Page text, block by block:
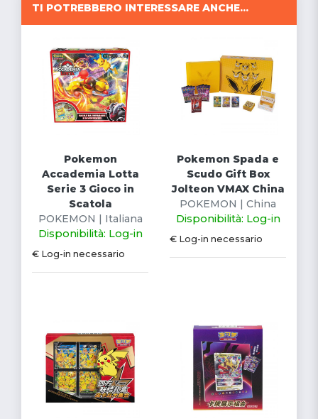
TI POTREBBERO INTERESSARE ANCHE...
Pokemon
Accademia Lotta
Serie 3 Gioco in
Scatola
POKEMON | Italiana
Disponibilità: Log-in
€ Log-in necessario
Pokemon Spada e
Scudo Gift Box
Jolteon VMAX China
POKEMON | China
Disponibilità: Log-in
€ Log-in necessario